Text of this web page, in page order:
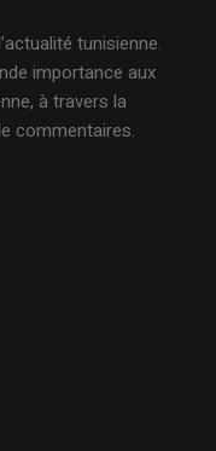
tunisienne.
importance aux
à travers la
commentaires.